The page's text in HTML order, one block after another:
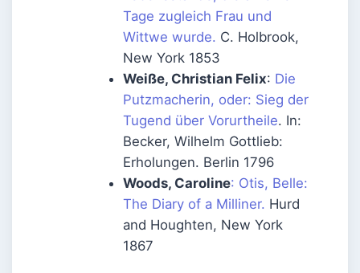
Tage zugleich Frau und
Wittwe wurde. C. Holbrook,
New York 1853
Weiße, Christian Felix: Die
Putzmacherin, oder: Sieg der
Tugend über Vorurtheile. In:
Becker, Wilhelm Gottlieb:
Erholungen. Berlin 1796
Woods, Caroline: Otis, Belle:
The Diary of a Milliner. Hurd
and Houghten, New York
1867